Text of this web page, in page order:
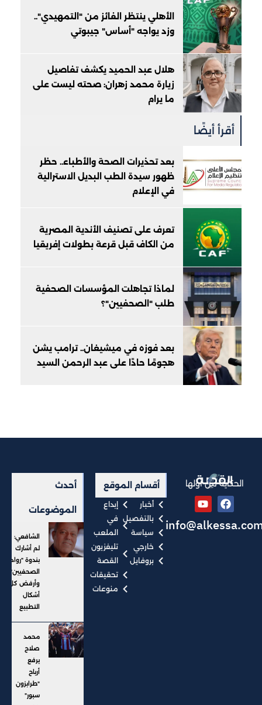
الأهلي ينتظر الفائز من "التمهيدي"..
وزد يواجه "أساس" جيبوتي
هلال عبد الحميد يكشف تفاصيل
زيارة محمد زهران: صحته ليست على
ما يرام
أقرأ أيضًا
بعد تحذيرات الصحة والأطباء.. حظر
ظهور سيدة الطب البديل الاسترالية
في الإعلام
تعرف على تصنيف الأندية المصرية
من الكاف قبل قرعة بطولات إفريقيا
لماذا تجاهلت المؤسسات الصحفية
طلب "الصحفيين"؟
بعد فوزه في ميشيغان.. ترامب يشن
هجومًا حادًا على عبد الرحمن السيد
الحكاية من أولها أقسام الموقع
أخبار
بالتفصيل
سياسة
خارجي
بروفايل
إبداع
في
الملعب
تليفزيون
القصة
تحقيقات
منوعات
أحدث
الموضوعات
الشافعي:
لم أشارك
بندوة "رواد
الصحفيين"..
وأرفض كل
أشكال
التطبيع
محمد
صلاح
يرفع
أرباح
"طرابزون
سبور"